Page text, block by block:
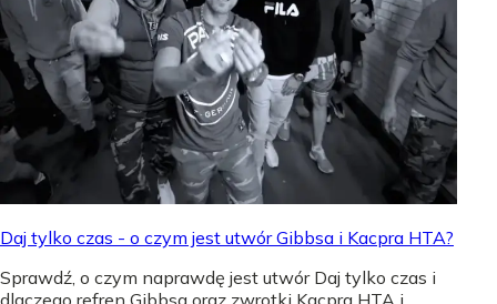
Daj tylko czas - o czym jest utwór Gibbsa i Kacpra HTA?
Sprawdź, o czym naprawdę jest utwór Daj tylko czas i